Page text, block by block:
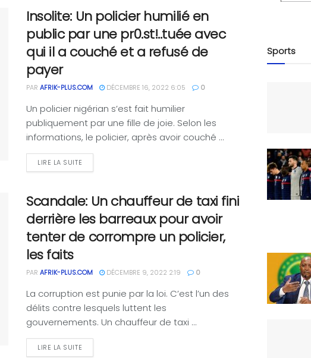
Insolite: Un policier humilié en
public par une pr0.st!..tuée avec
qui il a couché et a refusé de
payer
PAR AFRIK-PLUS.COM DÉCEMBRE 16, 2022 6:05 0
Un policier nigérian s’est fait humilier
publiquement par une fille de joie. Selon les
informations, le policier, après avoir couché ...
LIRE LA SUITE
Scandale: Un chauffeur de taxi fini
derrière les barreaux pour avoir
tenter de corrompre un policier,
les faits
PAR AFRIK-PLUS.COM DÉCEMBRE 9, 2022 2:19 0
La corruption est punie par la loi. C’est l’un des
délits contre lesquels luttent les
gouvernements. Un chauffeur de taxi ...
LIRE LA SUITE
Sports